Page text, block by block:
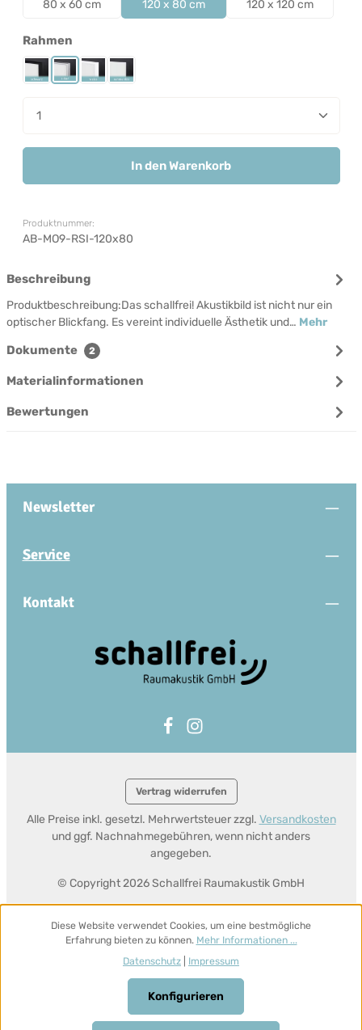
80 x 60 cm 120 x 80 cm 120 x 120 cm
Rahmenauswählen
Rahmen Schwarz
Rahmen Silber
Rahmen Weiß
Rahmenlos
Produkt Anzahl: Gib den gewünschten Wert ein
In den Warenkorb
Produktnummer:
AB-MO9-RSI-120x80
Beschreibung
Produktbeschreibung:Das schallfrei! Akustikbild ist nicht nur ein
optischer Blickfang. Es vereint individuelle Ästhetik und… Mehr
Dokumente 2
Materialinformationen
Bewertungen
Newsletter
Service
Kontakt
Vertrag widerrufen
© Copyright 2026 Schallfrei Raumakustik GmbH
Alle Preise inkl. gesetzl. Mehrwertsteuer zzgl. Versandkosten
und ggf. Nachnahmegebühren, wenn nicht anders
angegeben.
Diese Website verwendet Cookies, um eine bestmögliche
Erfahrung bieten zu können. Mehr Informationen ...
Datenschutz
Impressum
Konfigurieren